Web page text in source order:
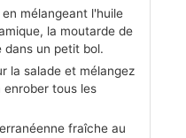
mélangeant l'huile
la moutarde de
dans un petit bol.
la salade et mélangez
tous les
fraîche au